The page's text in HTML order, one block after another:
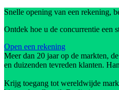
Snelle opening van een rekening,
Ontdek hoe u de concurrentie een
Open een rekening
Meer dan 20 jaar op de markten,
en duizenden tevreden klanten.
Krijg toegang tot wereldwijde